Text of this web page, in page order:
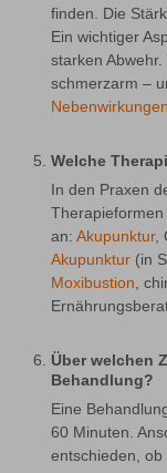
finden. Die
Ein wichtiger
starken
schmerzarm –
Nebenwirkungen
Welche
In den Praxen
an: Akupunktur,
Akupunktur (in
Moxibustion ,
Über welchen
Behandlung?
Eine
60 Minuten.
entschieden,